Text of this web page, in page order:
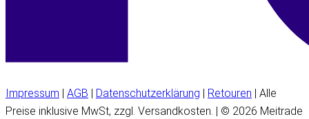
Impressum AGB Datenschutzerklärung Retouren | Alle
Preise inklusive MwSt, zzgl. Versandkosten. | © 2026 Meitrade